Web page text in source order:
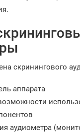
скринингового
аппарата
аудиометра